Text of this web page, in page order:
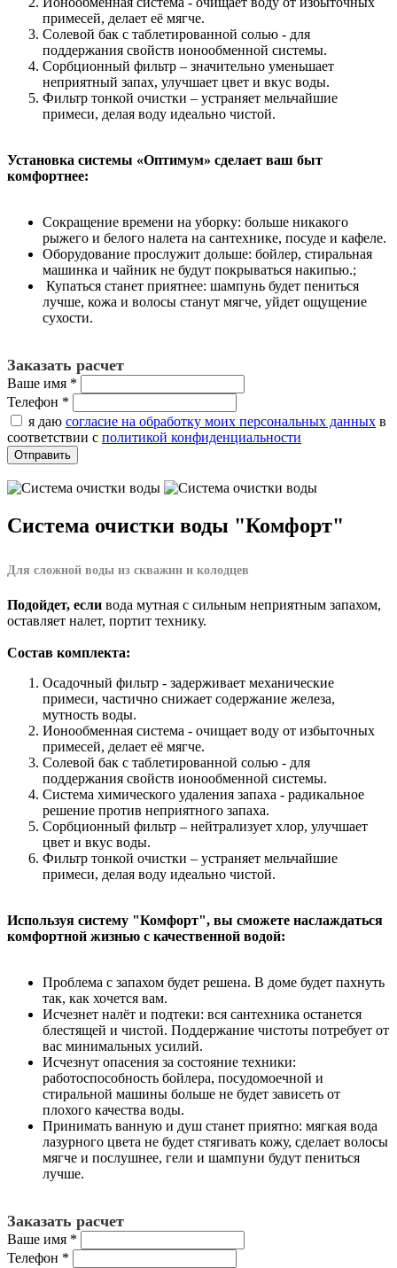
примесей, делает её мягче.
Солевой бак с таблетированной солью - для
поддержания свойств ионообменной системы.
Сорбционный фильтр – значительно уменьшает
неприятный запах, улучшает цвет и вкус воды.
Фильтр тонкой очистки – устраняет мельчайшие
примеси, делая воду идеально чистой.
Установка системы «Оптимум» сделает ваш быт
комфортнее:
Сокращение времени на уборку: больше никакого
рыжего и белого налета на сантехнике, посуде и кафеле.
Оборудование прослужит дольше: бойлер, стиральная
машинка и чайник не будут покрываться накипью.;
Купаться станет приятнее: шампунь будет пениться
лучше, кожа и волосы станут мягче, уйдет ощущение
сухости.
Заказать расчет
Ваше имя *
Телефон *
я даю согласие на обработку моих персональных данных в
соответствии с политикой конфиденциальности
Система очистки воды "Комфорт"
Для сложной воды из скважин и колодцев
Подойдет, если вода мутная с сильным неприятным запахом,
оставляет налет, портит технику.
Состав комплекта:
Осадочный фильтр - задерживает механические
примеси, частично снижает содержание железа,
мутность воды.
Ионообменная система - очищает воду от избыточных
примесей, делает её мягче.
Солевой бак с таблетированной солью - для
поддержания свойств ионообменной системы.
Система химического удаления запаха - радикальное
решение против неприятного запаха.
Сорбционный фильтр – нейтрализует хлор, улучшает
цвет и вкус воды.
Фильтр тонкой очистки – устраняет мельчайшие
примеси, делая воду идеально чистой.
Используя систему "Комфорт", вы сможете наслаждаться
комфортной жизнью с качественной водой:
Проблема с запахом будет решена. В доме будет пахнуть
так, как хочется вам.
Исчезнет налёт и подтеки: вся сантехника останется
блестящей и чистой. Поддержание чистоты потребует от
вас минимальных усилий.
Исчезнут опасения за состояние техники:
работоспособность бойлера, посудомоечной и
стиральной машины больше не будет зависеть от
плохого качества воды.
Принимать ванную и душ станет приятно: мягкая вода
лазурного цвета не будет стягивать кожу, сделает волосы
мягче и послушнее, гели и шампуни будут пениться
лучше.
Заказать расчет
Ваше имя *
Телефон *